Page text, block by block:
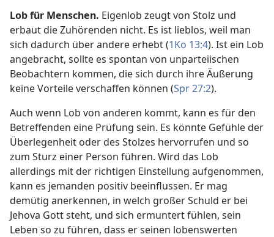
Lob für Menschen. Eigenlob zeugt von Stolz und
erbaut die Zuhörenden nicht. Es ist lieblos, weil man
sich dadurch über andere erhebt (1Ko 13:4). Ist ein Lob
angebracht, sollte es spontan von unparteiischen
Beobachtern kommen, die sich durch ihre Äußerung
keine Vorteile verschaffen können (Spr 27:2).
Auch wenn Lob von anderen kommt, kann es für den
Betreffenden eine Prüfung sein. Es könnte Gefühle der
Überlegenheit oder des Stolzes hervorrufen und so
zum Sturz einer Person führen. Wird das Lob
allerdings mit der richtigen Einstellung aufgenommen,
kann es jemanden positiv beeinflussen. Er mag
demütig anerkennen, in welch großer Schuld er bei
Jehova Gott steht, und sich ermuntert fühlen, sein
Leben so zu führen, dass er seinen lobenswerten